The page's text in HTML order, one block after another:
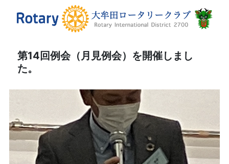
第14回例会（月見例会）を開催しまし
た。